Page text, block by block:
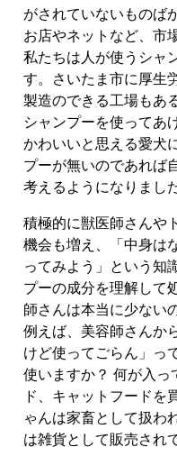
がされていないものば
お店やネットなど、市
私たちは人が使うシャ
す。さいたま市に厚生
製造のできる工場もあ
シャンプーを使ってあ
かわいいと思える愛犬
プーが無いのであれば
考えるようになりました
積極的に獣医師さんや
機会も増え、「中身は
ってみよう」という知
プーの成分を理解して
師さんは本当に少ない
例えば、美容師さんか
けど使ってごらん」っ
使いますか？ 何が入っ
ド、キャットフードを
ゃんは家畜として扱わ
は雑貨として販売され